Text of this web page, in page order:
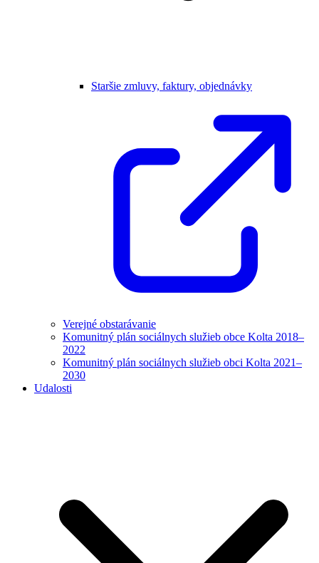
Staršie zmluvy, faktury, objednávky
Verejné obstarávanie
Komunitný plán sociálnych služieb obce Kolta 2018–
2022
Komunitný plán sociálnych služieb obci Kolta 2021–
2030
Udalosti